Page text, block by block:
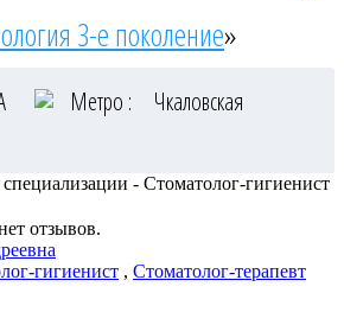
3-е поколение»
Метро :
Чкаловская
- Стоматолог-гигиенист
отзывов.
гигиенист , Стоматолог-терапевт